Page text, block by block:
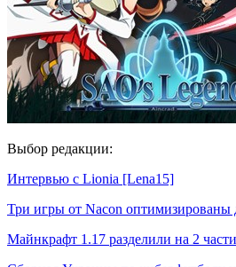
Выбор редакции:
Интервью с Lionia [Lena15]
Три игры от Nacon оптимизированы
Майнкрафт 1.17 разделили на 2 части